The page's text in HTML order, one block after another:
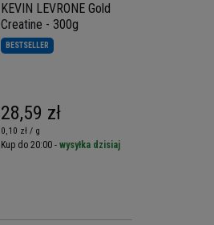
KEVIN LEVRONE Gold
Creatine - 300g
BESTSELLER
28,59 zł
0,10 zł / g
Kup do 20:00 - wysyłka dzisiaj